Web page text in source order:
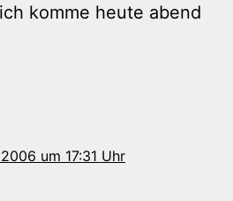
komme heute abend
um 17:31 Uhr